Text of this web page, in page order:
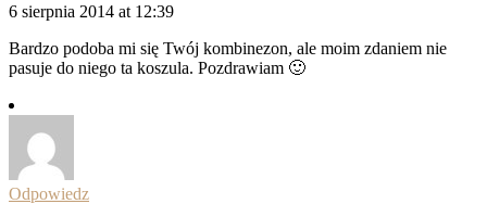
6 sierpnia 2014 at 12:39
Bardzo podoba mi się Twój kombinezon, ale moim zdaniem nie
pasuje do niego ta koszula. Pozdrawiam 🙂
Odpowiedz